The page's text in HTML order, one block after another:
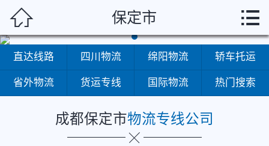
成
 保定市 
直达线路 四川物流 绵阳物流 轿车托运
省外物流 货运专线 国际物流 热门搜索
成都保定市物流专线公司